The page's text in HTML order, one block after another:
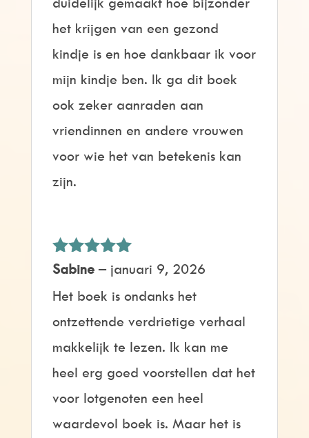
het krijgen van een gezond
kindje is en hoe dankbaar ik voor
mijn kindje ben. Ik ga dit boek
ook zeker aanraden aan
vriendinnen en andere vrouwen
voor wie het van betekenis kan
zijn.
Gewaardeerd
Sabine – januari 9, 2026
Het boek is ondanks het
ontzettende verdrietige verhaal
makkelijk te lezen. Ik kan me
heel erg goed voorstellen dat het
voor lotgenoten een heel
waardevol boek is. Maar het is